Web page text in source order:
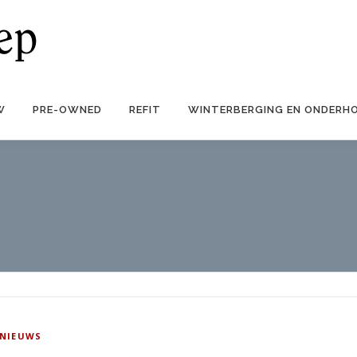
PRE-OWNED REFIT WINTERBERGING EN
NIEUWS